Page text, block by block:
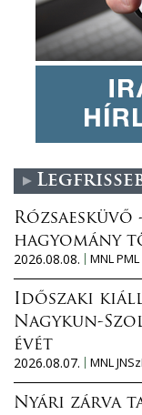
hagyomány
2026.08.08.
MNL PML
Időszaki
Nagykun-
évét
2026.08.07.
MNL
Nyári zárva